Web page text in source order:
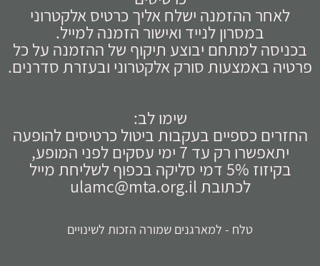
לאחר ההזמנה ישלח אליך כרטיס אלקטרוני
במסרון לנייד ואישור הזמנה למייל.
בכניסה למתחם יבוצע תיקוף של ההזמנה על כל
פרטיה באמצעות סורק אלקטרוני ובעזרת סדרנים.
שימו לב:
החזרים כספיים בעקבות ביטול כרטיסים להופעה
יתאפשרו רק עד 7 ימי עסקים לפני המופע,
בקיזוז 5% דמי סליקה בכפוף לשליחת מייל
לכתובת ulamc@mta.org.il
טלח - למארגנים שמורה הזכות לשינויים